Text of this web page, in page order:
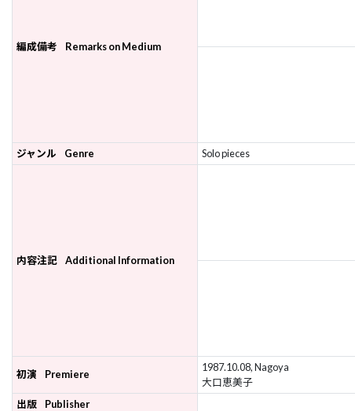
編成備考 Remarks on Medium
ジャンル Genre Solo pieces
内容注記 Additional Information
初演 Premiere
1987.10.08, Nagoya
大口恵美子
出版
Publisher